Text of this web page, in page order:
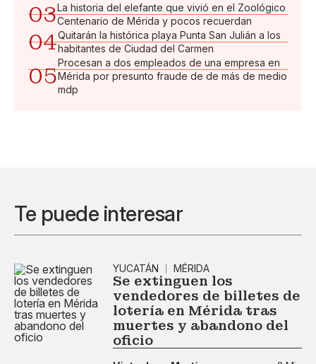
03La historia del elefante que vivió en el Zoológico
Centenario de Mérida y pocos recuerdan
04Quitarán la histórica playa Punta San Julián a los
habitantes de Ciudad del Carmen
05
Procesan a dos empleados de una empresa en
Mérida por presunto fraude de de más de medio
mdp
Te puede interesar
YUCATÁN MÉRIDA
Se extinguen los
vendedores de billetes de
lotería en Mérida tras
muertes y abandono del
oficio